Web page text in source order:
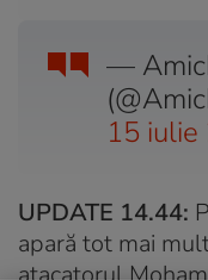
—
15
UPDATE 14.44:
apară tot mai